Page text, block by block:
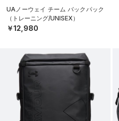
UAノーウェイ チーム バックパック
（トレーニング/UNISEX）
￥12,980